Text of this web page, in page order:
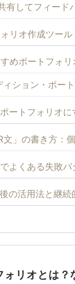
有してフィード
リオ作成ツー
めポートフォリ
ション・ポー
ートフォリオ
文」の書き方：
よくある失敗
の活用法と継続
ォリオとは？